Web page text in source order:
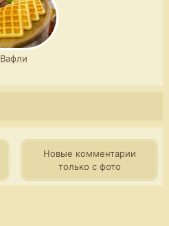
Вафли
Новые комментарии
только с фото